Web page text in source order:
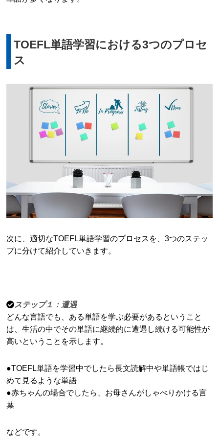
TOEFL単語学習における3つのプロセ
ス
次に、適切なTOEFL単語学習のプロセスを、3つのステッ
プに分けて紹介していきます。
ステップ１：遭遇
どんな言語でも、ある単語を学ぶ必要があるということ
は、生活の中でその単語に継続的に遭遇し続ける可能性が
高いということを示します。
●TOEFL単語を学習中でしたら長文読解中や単語帳ではじ
めて見るような単語
●赤ちゃんの場合でしたら、お母さんがしゃべりかける言
葉
などです。